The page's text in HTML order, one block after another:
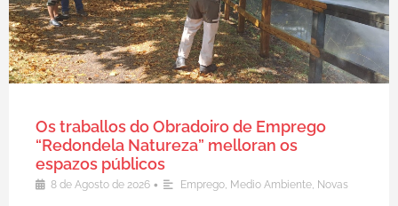
Os traballos do Obradoiro de Emprego
“Redondela Natureza” melloran os
espazos públicos
8 de Agosto de 2026 • Emprego Medio Ambiente Novas